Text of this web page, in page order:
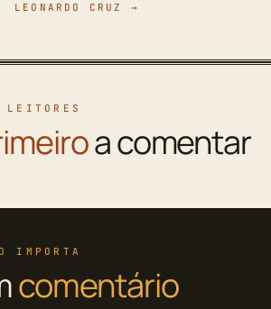
LEONARDO CRUZ →
a comentar
IMPORTA
comentário